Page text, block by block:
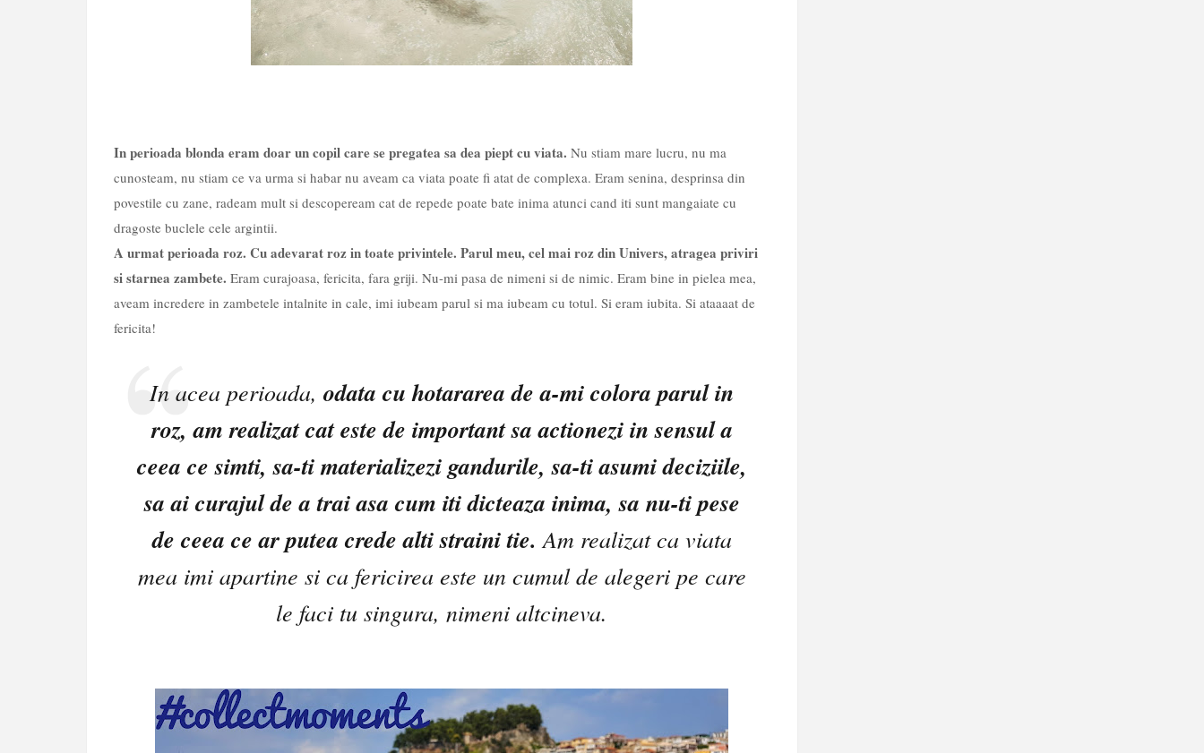
In perioada blonda eram doar un copil care se pregatea sa dea piept cu viata. Nu stiam mare lucru, nu ma
cunosteam, nu stiam ce va urma si habar nu aveam ca viata poate fi atat de complexa. Eram senina, desprinsa din
povestile cu zane, radeam mult si descopeream cat de repede poate bate inima atunci cand iti sunt mangaiate cu
dragoste buclele cele argintii.
A urmat perioada roz. Cu adevarat roz in toate privintele. Parul meu, cel mai roz din Univers, atragea priviri
si starnea zambete. Eram curajoasa, fericita, fara griji. Nu-mi pasa de nimeni si de nimic. Eram bine in pielea mea,
aveam incredere in zambetele intalnite in cale, imi iubeam parul si ma iubeam cu totul. Si eram iubita. Si ataaaat de
fericita!
In acea perioada,odata cu hotararea de a-mi colora parul in
roz, am realizat cat este de important sa actionezi in sensul a
ceea ce simti, sa-ti materializezi gandurile, sa-ti asumi deciziile,
sa ai curajul de a trai asa cum iti dicteaza inima, sa nu-ti pese
de ceea ce ar putea crede alti straini tie. Am realizat ca viata
mea imi apartine si ca fericirea este un cumul de alegeri pe care
le faci tu singura, nimeni altcineva.